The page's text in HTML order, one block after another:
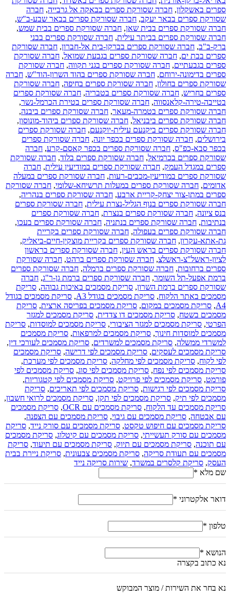
ספרים באשקלון, חברה שסורקת ספרים בבאקה אל גרבייה, חברה
שסורקת ספרים בבאר יעקב, חברה שסורקת ספרים בבאר שבע-ב"ש,
חברה שסורקת ספרים בבית שאן, חברה שסורקת ספרים בבית שמש,
חברה שסורקת ספרים בביתר עילית, חברה שסורקת ספרים בבני
ברק-ב"ב, חברה שסורקת ספרים בברקן-בית אל-חברון, חברה שסורקת
ספרים בבת ים, חברה שסורקת ספרים בגבעת שמואל, חברה שסורקת
ספרים בגבעתיים, חברה שסורקת ספרים בגני תקווה, חברה שסורקת
ספרים בדימונה-ירוחם, חברה שסורקת ספרים בהוד השרון-הוד"ש, חברה
שסורקת ספרים בחולון, חברה שסורקת ספרים בחיפה, חברה שסורקת
ספרים בחריש, חברה שסורקת ספרים בטבריה, חברה שסורקת ספרים
בטייבה-טירה-קלאנסווה, חברה שסורקת ספרים בטירת הכרמל-נשר,
חברה שסורקת ספרים בטמרה-מעאר, חברה שסורקת ספרים ביבנה,
חברה שסורקת ספרים ביבניאל, חברה שסורקת ספרים ביהוד-מונוסון,
חברה שסורקת ספרים ביקנעם עילית-יוקנעם, חברה שסורקת ספרים
בירושלים, חברה שסורקת ספרים בכפר יונה, חברה שסורקת ספרים
בכפר סבא-כפ"ס, חברה שסורקת ספרים בכפר קאסם-קרע, חברה
שסורקת ספרים בכרמיאל, חברה שסורקת ספרים בלוד, חברה שסורקת
ספרים במגדל העמק, חברה שסורקת ספרים במודיעין עילית, חברה
שסורקת ספרים במודיעין-מכבים-רעות, חברה שסורקת ספרים במעלה
אדומים, חברה שסורקת ספרים במעלות תרשיחא-שלומי, חברה שסורקת
ספרים במתן-צור יצחק-קריית ארבע, חברה שסורקת ספרים בנהריה,
חברה שסורקת ספרים בנוף הגליל-נצרת עילית, חברה שסורקת ספרים
בנס ציונה, חברה שסורקת ספרים בנצרת, חברה שסורקת ספרים
בנתיבות, חברה שסורקת ספרים בנתניה, חברה שסורקת ספרים בעכו,
חברה שסורקת ספרים בעפולה, חברה שסורקת ספרים בקריית
גת-אתא-עקרון, חברה שסורקת ספרים בקריית מוצקין-חיים-ביאליק,
חברה שסורקת ספרים בראש העין, חברה שסורקת ספרים בראשון
לציון-ראשל"צ-ראשלצ, חברה שסורקת ספרים ברהט, חברה שסורקת
ספרים ברחובות, חברה שסורקת ספרים ברמלה, חברה שסורקת ספרים
ברמת אפעל-תל השומר, חברה שסורקת ספרים ברמת גן-ר"ג, חברה
שסורקת ספרים ברמת השרון, סריקת מסמכים באיכות גבוהה, סריקת
מסמכים באתר הלקוח, סריקת מסמכים בגודל A3 , סריקת מסמכים בגודל
A4
, סריקת מסמכים במקום, סריקת מסמכים בפריסה ארצית, סריקת
מסמכים בשטח, סריקת מסמכים דו צדדית, סריקת מסמכים למגזר
הפרטי, סריקת מסמכים למגזר הציבורי, סריקת מסמכים למוסדות, סריקת
מסמכים למוסדות חינוך, סריקת מסמכים למרפאות, סריקת מסמכים
למשרדי ממשלה, סריקת מסמכים למשרדים, סריקת מסמכים לעורכי דין,
סריקת מסמכים לעסקים, סריקת מסמכים לפי דרישה, סריקת מסמכים
לפי לקוח, סריקת מסמכים לפי מחלקה, סריקת מסמכים לפי מערכת,
סריקת מסמכים לפי נפח, סריקת מסמכים לפי סוג, סריקת מסמכים לפי
פורמט, סריקת מסמכים לפי פרויקט, סריקת מסמכים לפי קטגוריות,
סריקת מסמכים לפי רגישות, סריקת מסמכים לפי תאריכים, סריקת
מסמכים לפי תיק, סריקת מסמכים לפי תקן, סריקת מסמכים לרואי חשבון,
סריקת מסמכים עד הלקוח, סריקת מסמכים עם OCR , סריקת מסמכים
עם אבטחה, סריקת מסמכים עם גיבוי, סריקת מסמכים עם הצפנה,
סריקת מסמכים עם חיפוש טקסט, סריקת מסמכים עם סורק נייד, סריקת
מסמכים עם סורק תעשייתי, סריקת מסמכים עם קיטלוג, סריקת מסמכים
עם תוכנה, סריקת מסמכים עם תיוק, סריקת מסמכים עם תיעוד, סריקת
מסמכים עם תעודת סריקה, סריקת מסמכים צבעונית, סריקת ניירת בבית
העסק, סריקת קלסרים במשרד, שירות סריקה נייד
שם מלא *
דואר אלקטרוני *
טלפון *
הנושא *
נא כתוב בקצרה
נא בחר את השירות / מוצר המבוקש